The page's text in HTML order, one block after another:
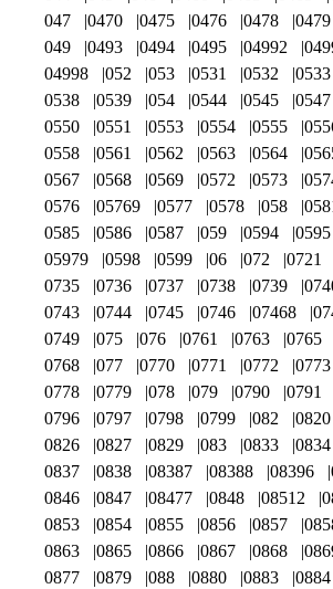
047
0470 0475 0476 0478 0479
049
0493 0494 0495 04992
04998
052 053 0531 0532 0533
0538
0539 054 0544 0545 0547
0550
0551 0553 0554 0555
0558
0561 0562 0563 0564
0567
0568 0569 0572 0573
0576
05769 0577 0578 058
0585
0586 0587 059 0594 0595
05979
0598 0599 06 072 0721
0735
0736 0737 0738 0739
0743
0744 0745 0746 07468
0749
075 076 0761 0763 0765
0768
077 0770 0771 0772 0773
0778
0779 078 079 0790 0791
0796
0797 0798 0799 082 0820
0826
0827 0829 083 0833 0834
0837
0838 08387 08388 08396
0846
0847 08477 0848 08512
0853
0854 0855 0856 0857
0863
0865 0866 0867 0868
0877
0879 088 0880 0883 0884